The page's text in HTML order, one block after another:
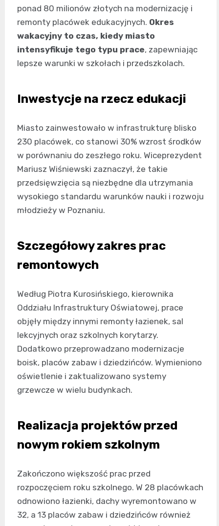
ponad 80 milionów złotych na modernizację i
remonty placówek edukacyjnych. Okres
wakacyjny to czas, kiedy miasto
intensyfikuje tego typu prace, zapewniając
lepsze warunki w szkołach i przedszkolach.
Inwestycje na rzecz edukacji
Miasto zainwestowało w infrastrukturę blisko
230 placówek, co stanowi 30% wzrost środków
w porównaniu do zeszłego roku. Wiceprezydent
Mariusz Wiśniewski zaznaczył, że takie
przedsięwzięcia są niezbędne dla utrzymania
wysokiego standardu warunków nauki i rozwoju
młodzieży w Poznaniu.
Szczegółowy zakres prac
remontowych
Według Piotra Kurosińskiego, kierownika
Oddziału Infrastruktury Oświatowej, prace
objęły między innymi remonty łazienek, sal
lekcyjnych oraz szkolnych korytarzy.
Dodatkowo przeprowadzano modernizacje
boisk, placów zabaw i dziedzińców. Wymieniono
oświetlenie i zaktualizowano systemy
grzewcze w wielu budynkach.
Realizacja projektów przed
nowym rokiem szkolnym
Zakończono większość prac przed
rozpoczęciem roku szkolnego. W 28 placówkach
odnowiono łazienki, dachy wyremontowano w
32, a 13 placów zabaw i dziedzińców również